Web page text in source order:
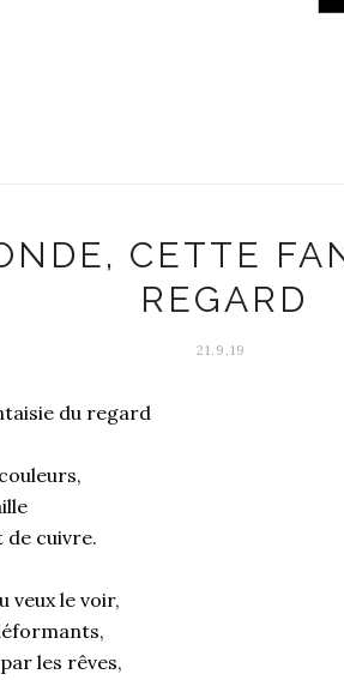
CETTE
REGARD
21.9.19
du regard
de cuivre.
veux le voir,
les rêves,